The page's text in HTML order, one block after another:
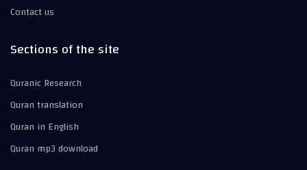
Contact us
Sections of the site
Quranic Research
Quran translation
Quran in English
Quran mp3 download